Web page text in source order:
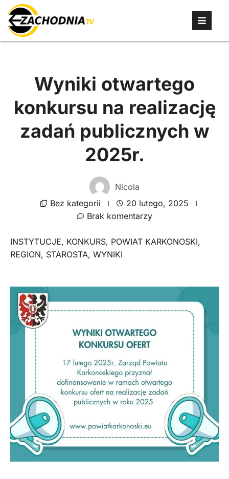
Wyniki otwartego
konkursu na realizację
zadań publicznych w
2025r.
Nicola
Bez kategorii
20 lutego, 2025
Brak komentarzy
INSTYTUCJE, KONKURS, POWIAT KARKONOSKI,
REGION, STAROSTA, WYNIKI